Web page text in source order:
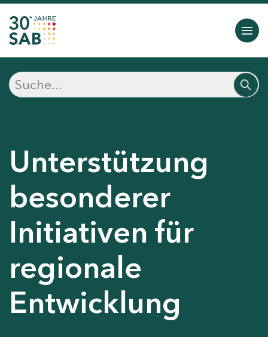
Unterstützung
besonderer
Initiativen für
regionale
Entwicklung